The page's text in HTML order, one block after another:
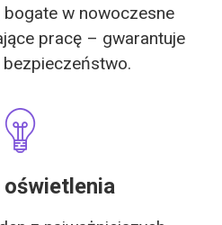
bogate w nowoczesne
pracę – gwarantuje